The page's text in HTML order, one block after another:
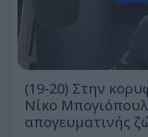
(19-20) Στην
Νίκο
απογευματινής